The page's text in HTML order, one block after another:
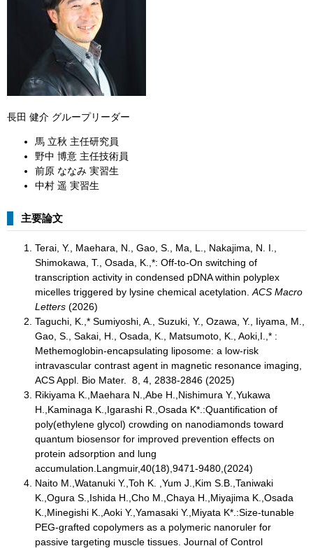
長田 健介 グループリーダー
馬 立秋 主任研究員
野中 博意 主任技術員
前原 ななみ 実習生
中村 遥 実習生
主要論文
Terai, Y., Maehara, N., Gao, S., Ma, L., Nakajima, N. I.,
Shimokawa, T., Osada, K.,*: Off-to-On switching of
transcription activity in condensed pDNA within polyplex
micelles triggered by lysine chemical acetylation.ACS Macro
Letters (2026)
Taguchi, K.,* Sumiyoshi, A., Suzuki, Y., Ozawa, Y., Iiyama, M.,
Gao, S., Sakai, H., Osada, K., Matsumoto, K., Aoki,I.,* :
Methemoglobin-encapsulating liposome: a low-risk
intravascular contrast agent in magnetic resonance imaging,
ACS Appl. Bio Mater. 8, 4, 2838-2846 (2025)
Rikiyama K.,Maehara N.,Abe H.,Nishimura Y.,Yukawa
H.,Kaminaga K.,Igarashi R.,Osada K*.:Quantification of
poly(ethylene glycol) crowding on nanodiamonds toward
quantum biosensor for improved prevention effects on
protein adsorption and lung
accumulation.Langmuir,40(18),9471-9480,(2024)
Naito M.,Watanuki Y.,Toh K. ,Yum J.,Kim S.B.,Taniwaki
K.,Ogura S.,Ishida H.,Cho M.,Chaya H.,Miyajima K.,Osada
K.,Minegishi K.,Aoki Y.,Yamasaki Y.,Miyata K*.:Size-tunable
PEG-grafted copolymers as a polymeric nanoruler for
passive targeting muscle tissues. Journal of Control